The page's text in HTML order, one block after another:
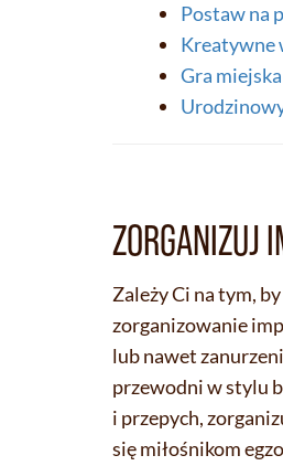
Postaw na
Kreatywne
Gra
ZORGANIZUJ
Zależy Ci na tym,
zorganizowanie
lub nawet
przewodni w stylu
i przepych,
się miłośnikom